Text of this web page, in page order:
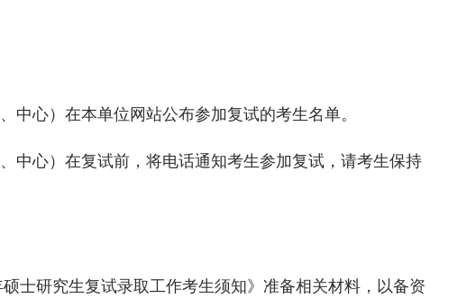
中心）在本单位网站公布参加复试的考生名单。
中心）在复试前，将电话通知考生参加复试，请考生保持
士研究生复试录取工作考生须知》准备相关材料，以备资